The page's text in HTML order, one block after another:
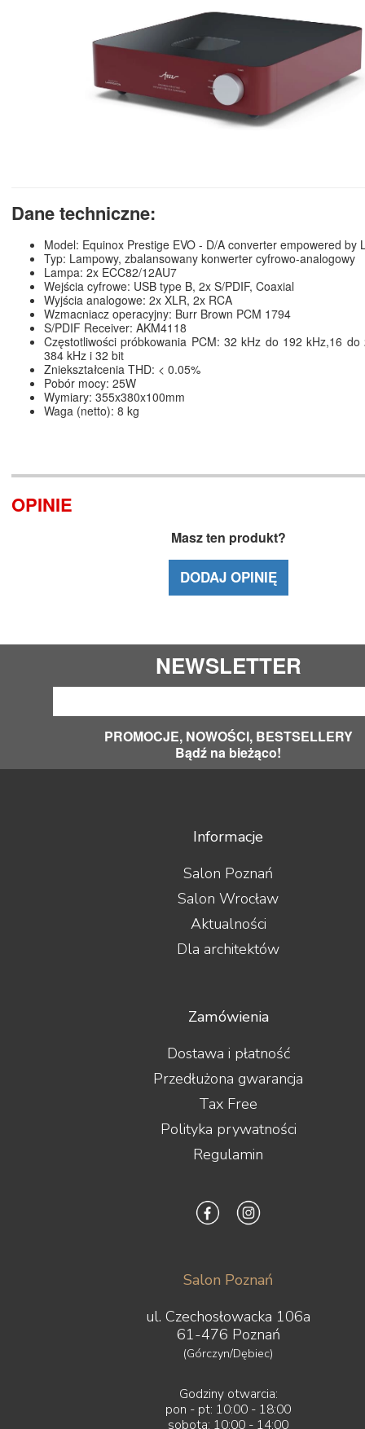
Dane techniczne:
Model: Equinox Prestige EVO - D/A converter empowered by
Typ: Lampowy, zbalansowany konwerter cyfrowo-analogowy
Lampa: 2x ECC82/12AU7
Wejścia cyfrowe: USB type B, 2x S/PDIF, Coaxial
Wyjścia analogowe: 2x XLR, 2x RCA
Wzmacniacz operacyjny: Burr Brown PCM 1794
S/PDIF Receiver: AKM4118
Częstotliwości próbkowania PCM: 32 kHz do 192 kHz,16
384 kHz i 32 bit
Zniekształcenia THD: < 0.05%
Pobór mocy: 25W
Wymiary: 355x380x100mm
Waga (netto): 8 kg
OPINIE
Masz ten produkt?
DODAJ OPINIĘ
NEWSLETTER
PROMOCJE, NOWOŚCI, BESTSELLERY
Bądź na bieżąco!
Informacje
Salon Poznań
Salon Wrocław
Aktualności
Dla architektów
Zamówienia
Dostawa i płatność
Przedłużona gwarancja
Tax Free
Polityka prywatności
Regulamin
Salon Poznań
ul. Czechosłowacka 106a
61-476 Poznań
(Górczyn/Dębiec)
Godziny otwarcia:
pon - pt: 10:00 - 18:00
sobota: 10:00 - 14:00